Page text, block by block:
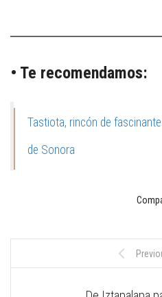
• Te recomendamos:
Tastiota, rincón de
de Sonora